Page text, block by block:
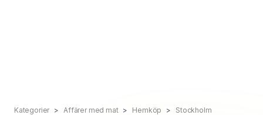
Kategorier Affärer med mat Hemköp
Stockholm